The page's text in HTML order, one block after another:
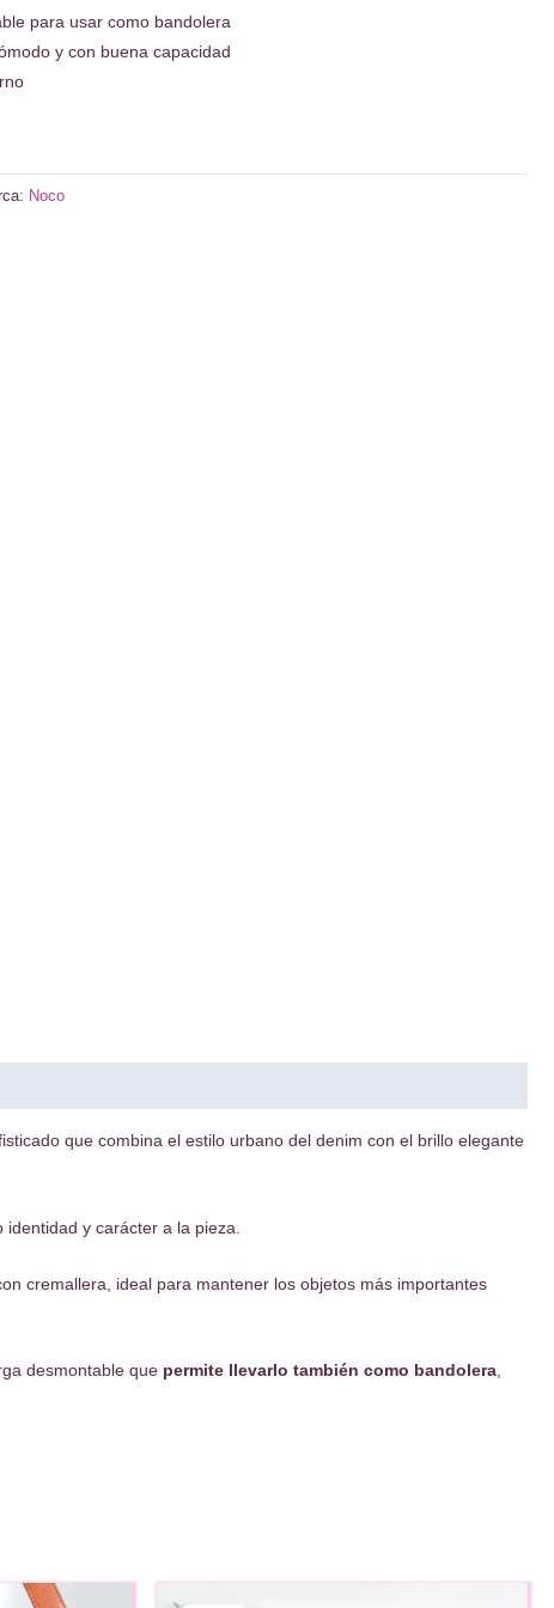
para usar como bandolera
y con buena capacidad
Noco
que combina el estilo urbano del denim con el brillo elegante
y carácter a la pieza.
cremallera, ideal para mantener los objetos más importantes
desmontable que permite llevarlo también como bandolera,